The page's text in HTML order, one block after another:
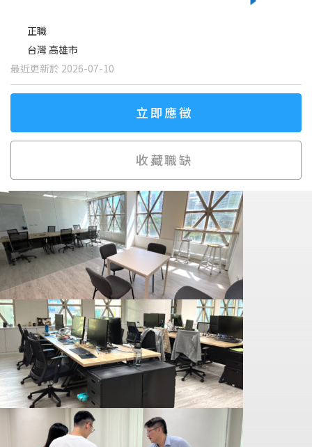
正職
台灣 高雄市
最近更新於 2026-07-10
立即應徵
收藏職缺